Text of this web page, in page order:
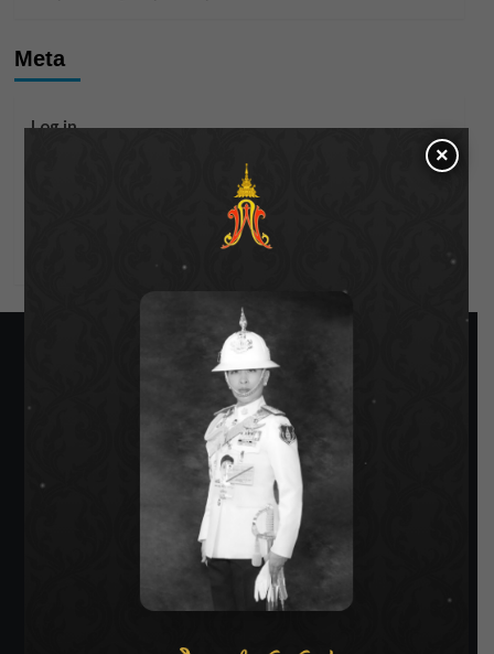
Meta
Log in
SIAMRATH VARIETY
THE BEST ENTERTAINMENT
×